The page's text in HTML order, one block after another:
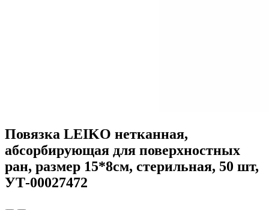
Повязка LEIKO нетканная,
абсорбирующая для поверхностных
ран, размер 15*8см, стерильная, 50 шт,
УТ-00027472